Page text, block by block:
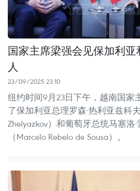
国家主席梁强会见保加利亚
人
23/09/2025 23:10
纽约时间9月23日下午，越南国家
了保加利亚总理罗森·热利亚兹科
Zhelyazkov）和葡萄牙总统马塞洛
（Marcelo Rebelo de Sousa）。